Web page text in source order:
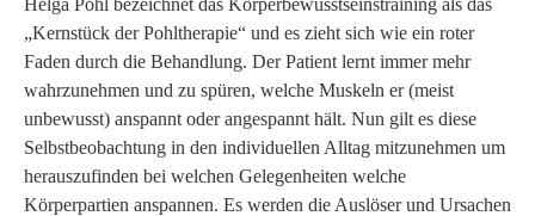
„Kernstück der Pohltherapie“ und es zieht sich wie ein roter
Faden durch die Behandlung. Der Patient lernt immer mehr
wahrzunehmen und zu spüren, welche Muskeln er (meist
unbewusst) anspannt oder angespannt hält. Nun gilt es diese
Selbstbeobachtung in den individuellen Alltag mitzunehmen um
herauszufinden bei welchen Gelegenheiten welche
Körperpartien anspannen. Es werden die Auslöser und Ursachen